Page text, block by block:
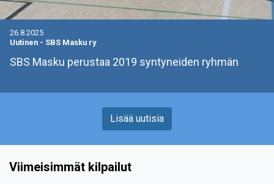
26.8.2025
Uutinen - SBS Masku ry
SBS Masku perustaa 2019 syntyneiden ryhmän
Lisää uutisia
Viimeisimmät kilpailut